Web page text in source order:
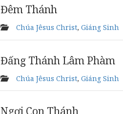
Đêm Thánh
Chúa Jêsus Christ, Giáng Sinh
Đấng Thánh Lâm Phàm
Chúa Jêsus Christ, Giáng Sinh
Ngợi Con Thánh